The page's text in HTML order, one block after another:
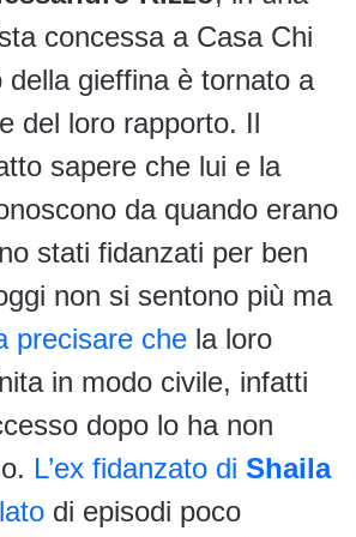
concessa a Casa Chi
della gieffina è tornato a
del loro rapporto. Il
sapere che lui e la
da quando erano
stati fidanzati per ben
non si sentono più ma
precisare che la loro
in modo civile, infatti
dopo lo ha non
L’ex fidanzato di Shaila
di episodi poco